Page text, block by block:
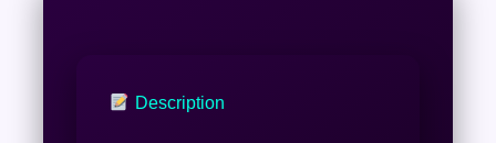
Description